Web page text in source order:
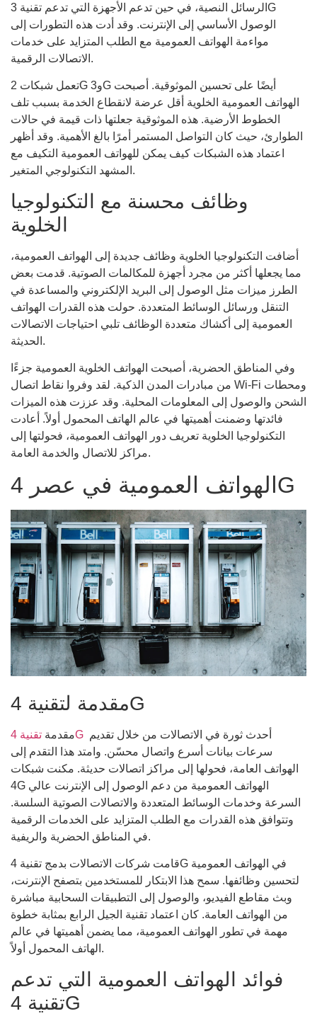
الرسائل النصية، في حين تدعم الأجهزة التي تدعم تقنية 3G
الوصول الأساسي إلى الإنترنت. وقد أدت هذه التطورات إلى
مواءمة الهواتف العمومية مع الطلب المتزايد على خدمات
الاتصالات الرقمية.
تعمل شبكات 2G و3G أيضًا على تحسين الموثوقية. أصبحت
الهواتف العمومية الخلوية أقل عرضة لانقطاع الخدمة بسبب تلف
الخطوط الأرضية. هذه الموثوقية جعلتها ذات قيمة في حالات
الطوارئ، حيث كان التواصل المستمر أمرًا بالغ الأهمية. وقد أظهر
اعتماد هذه الشبكات كيف يمكن للهواتف العمومية التكيف مع
المشهد التكنولوجي المتغير.
وظائف محسنة مع التكنولوجيا
الخلوية
أضافت التكنولوجيا الخلوية وظائف جديدة إلى الهواتف العمومية،
مما يجعلها أكثر من مجرد أجهزة للمكالمات الصوتية. قدمت بعض
الطرز ميزات مثل الوصول إلى البريد الإلكتروني والمساعدة في
التنقل ورسائل الوسائط المتعددة. حولت هذه القدرات الهواتف
العمومية إلى أكشاك متعددة الوظائف تلبي احتياجات الاتصالات
الحديثة.
وفي المناطق الحضرية، أصبحت الهواتف الخلوية العمومية جزءًا
من مبادرات المدن الذكية. لقد وفروا نقاط اتصال Wi-Fi ومحطات
الشحن والوصول إلى المعلومات المحلية. وقد عززت هذه الميزات
فائدتها وضمنت أهميتها في عالم الهاتف المحمول أولاً. أعادت
التكنولوجيا الخلوية تعريف دور الهواتف العمومية، فحولتها إلى
مراكز للاتصال والخدمة العامة.
الهواتف العمومية في عصر 4G
مقدمة لتقنية 4G
مقدمةتقنية 4G
سرعات بيانات أسرع واتصال محسّن. وامتد هذا التقدم إلى
الهواتف العامة، فحولها إلى مراكز اتصالات حديثة. مكنت شبكات
4G الهواتف العمومية من دعم الوصول إلى الإنترنت عالي
السرعة وخدمات الوسائط المتعددة والاتصالات الصوتية السلسة.
وتتوافق هذه القدرات مع الطلب المتزايد على الخدمات الرقمية
في المناطق الحضرية والريفية.
قامت شركات الاتصالات بدمج تقنية 4G في الهواتف العمومية
لتحسين وظائفها. سمح هذا الابتكار للمستخدمين بتصفح الإنترنت،
وبث مقاطع الفيديو، والوصول إلى التطبيقات السحابية مباشرة
من الهواتف العامة. كان اعتماد تقنية الجيل الرابع بمثابة خطوة
مهمة في تطور الهواتف العمومية، مما يضمن أهميتها في عالم
الهاتف المحمول أولاً.
فوائد الهواتف العمومية التي تدعم
تقنية 4G